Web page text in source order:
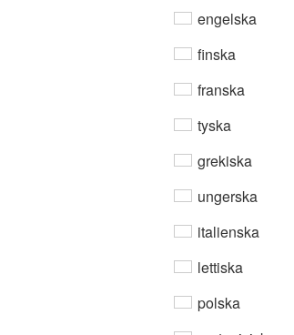
engelska
finska
franska
tyska
grekiska
ungerska
italienska
lettiska
polska